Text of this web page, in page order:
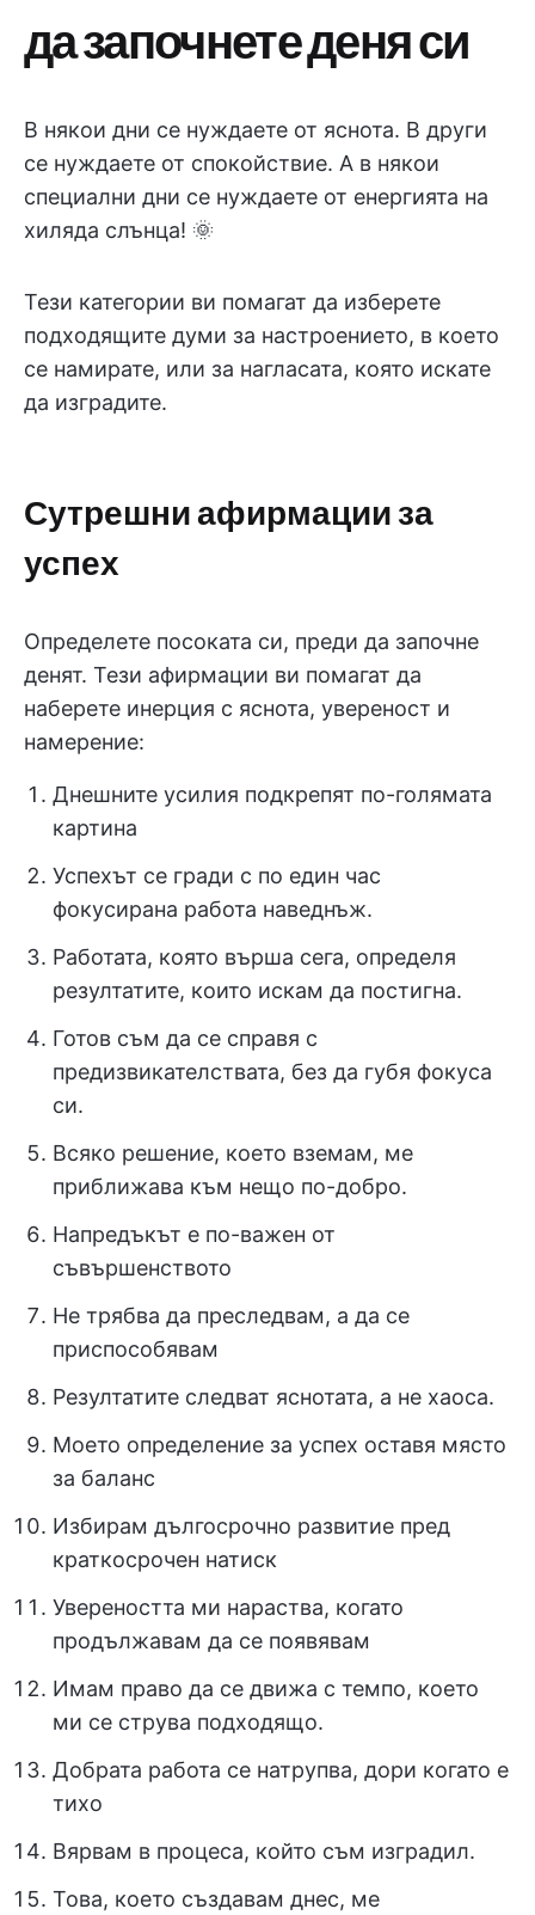
да започнете деня си
В някои дни се нуждаете от яснота. В други
се нуждаете от спокойствие. А в някои
специални дни се нуждаете от енергията на
хиляда слънца! 🌞
Тези категории ви помагат да изберете
подходящите думи за настроението, в което
се намирате, или за нагласата, която искате
да изградите.
Сутрешни афирмации за
успех
Определете посоката си, преди да започне
денят. Тези афирмации ви помагат да
наберете инерция с яснота, увереност и
намерение:
Днешните усилия подкрепят по-голямата
картина
Успехът се гради с по един час
фокусирана работа наведнъж.
Работата, която върша сега, определя
резултатите, които искам да постигна.
Готов съм да се справя с
предизвикателствата, без да губя фокуса
си.
Всяко решение, което вземам, ме
приближава към нещо по-добро.
Напредъкът е по-важен от
съвършенството
Не трябва да преследвам, а да се
приспособявам
Резултатите следват яснотата, а не хаоса.
Моето определение за успех оставя място
за баланс
Избирам дългосрочно развитие пред
краткосрочен натиск
Увереността ми нараства, когато
продължавам да се появявам
Имам право да се движа с темпо, което
ми се струва подходящо.
Добрата работа се натрупва, дори когато е
тихо
Вярвам в процеса, който съм изградил.
Това, което създавам днес, ме